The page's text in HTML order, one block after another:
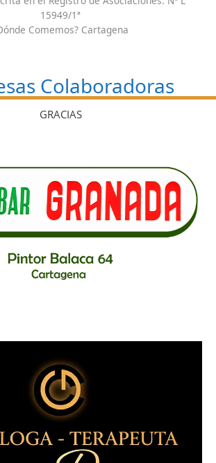
15949/1ª
Comemos? Cartagena
Colaboradoras
GRACIAS